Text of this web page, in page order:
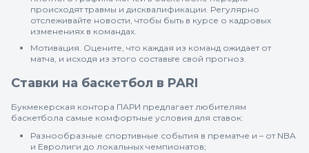
происходят травмы и дисквалификации. Регулярно
отслеживайте новости, чтобы быть в курсе о кадровых
изменениях в командах.
Мотивация. Оцените, что каждая из команд ожидает от
матча, и исходя из этого составьте свой прогноз.
Ставки на баскетбол в PARI
Букмекерская контора ПАРИ предлагает любителям
баскетбола самые комфортные условия для ставок:
Разнообразные спортивные события в прематче и – от NBA
и Евролиги до локальных чемпионатов;